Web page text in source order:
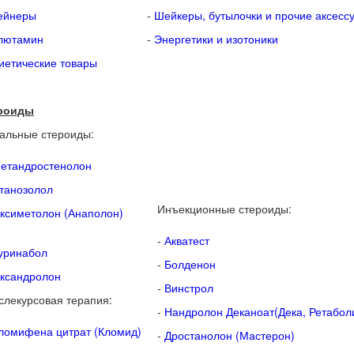
товары
- Шейкеры, бутылочки и прочие
- Энергетики и изотоники
стероиды:
(Анаполон)
терапия:
цитрат (Кломид)
Инъекционные стероиды:
- Акватест
- Болденон
- Винстрол
- Нандролон Деканоат(Дека,
- Дростанолон (Мастерон)